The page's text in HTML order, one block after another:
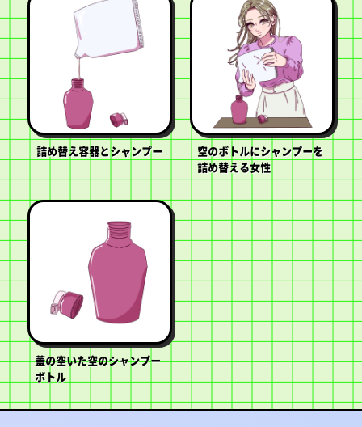
詰め替え容器とシャンプー
空のボトルにシャンプーを
詰め替える女性
蓋の空いた空のシャンプー
ボトル